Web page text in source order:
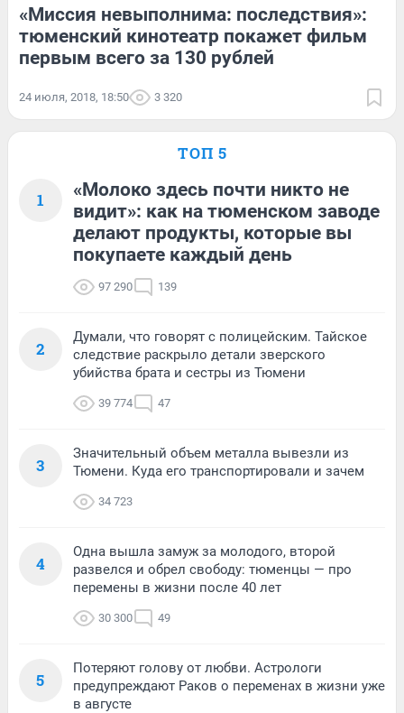
«Миссия невыполнима: последствия»:
тюменский кинотеатр покажет фильм
первым всего за 130 рублей
24 июля, 2018, 18:50 3 320
ТОП 5
1
«Молоко здесь почти никто не
видит»: как на тюменском заводе
делают продукты, которые вы
покупаете каждый день
97 290 139
2
Думали, что говорят с полицейским. Тайское
следствие раскрыло детали зверского
убийства брата и сестры из Тюмени
39 774 47
3
Значительный объем металла вывезли из
Тюмени. Куда его транспортировали и зачем
34 723
4
Одна вышла замуж за молодого, второй
развелся и обрел свободу: тюменцы — про
перемены в жизни после 40 лет
30 300 49
5
Потеряют голову от любви. Астрологи
предупреждают Раков о переменах в жизни уже
в августе